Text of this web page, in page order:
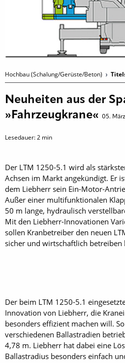
Hochbau (Schalung/Gerüste/Beton)
Neuheiten aus der
»Fahrzeugkrane« 05.
Lesedauer:2 min
Der LTM 1250-5.1 wird als
Achsen im Markt angekündigt. Er
dem Liebherr sein Ein-Motor-
Außer einer multifunktionalen
50 m lange, hydraulisch
Mit den Liebherr-Innovationen
sollen Kranbetreiber den neuen
sicher und wirtschaftlich betreiben
Der beim LTM 1250-5.1
Innovation von Liebherr, die
besonders effizient machen will.
verschiedenen Ballastradien
4,78 m. Liebherr hat dabei eine
Ballastradius besonders einfach